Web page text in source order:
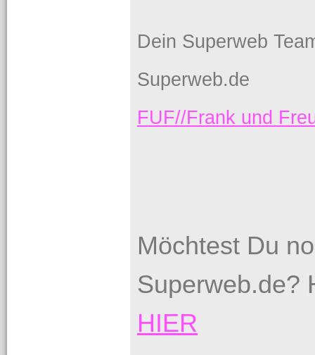
Dein Superweb
Superweb.de
FUF//Frank und
Möchtest Du
Superweb.de?
HIER